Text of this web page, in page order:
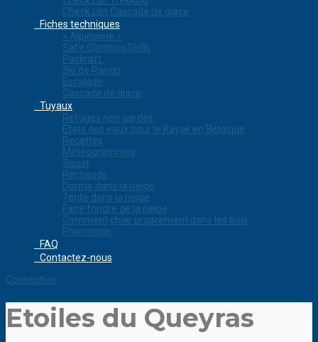
Check List Cascade de glace
Fiches techniques
« Alpinisme »
Safe Climbing Skills
Packraft
Ski de Rando
Escalade
Cascade de glace
Tuyaux
Refuges non gardés
Etats des eaux pour le Kayak en Belgique
Recettes
Météogrammes
Squat
Réchauds
Dormir dans la neige
Tente dans la neige
Faire fondre de la neige
Comment chier proprement dans les bois
Pharmacie
FAQ
Contactez-nous
Connection
Etoiles du Queyras